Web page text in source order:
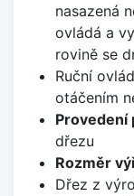
nasazená
ovládá a
rovině se
Ruční
otáčením
Provedení
dřezu
Rozměr
Dřez z